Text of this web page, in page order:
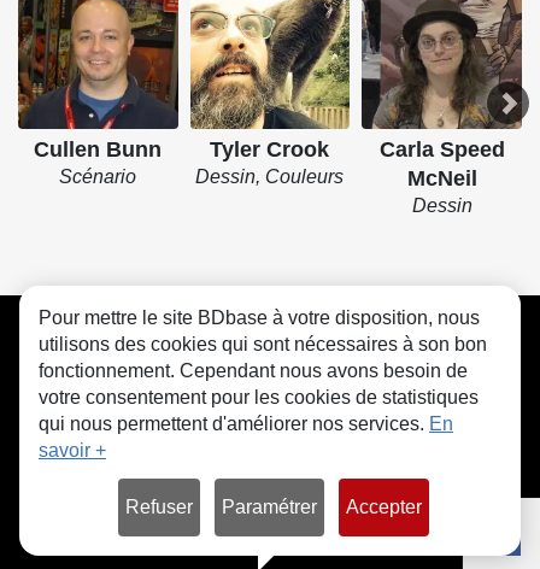
Cullen Bunn
Scénario
Tyler Crook
Dessin, Couleurs
Carla Speed
McNeil
Dessin
CGU FAQ Contact Cookies
Pour mettre le site BDbase à votre disposition, nous
utilisons des cookies qui sont nécessaires à son bon
fonctionnement. Cependant nous avons besoin de
votre consentement pour les cookies de statistiques
qui nous permettent d'améliorer nos services. En
savoir +
Refuser Paramétrer Accepter